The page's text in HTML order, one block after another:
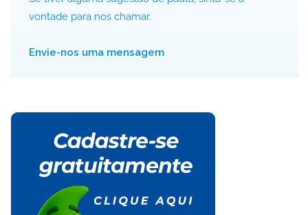
vontade para nos chamar.
Envie-nos uma mensagem